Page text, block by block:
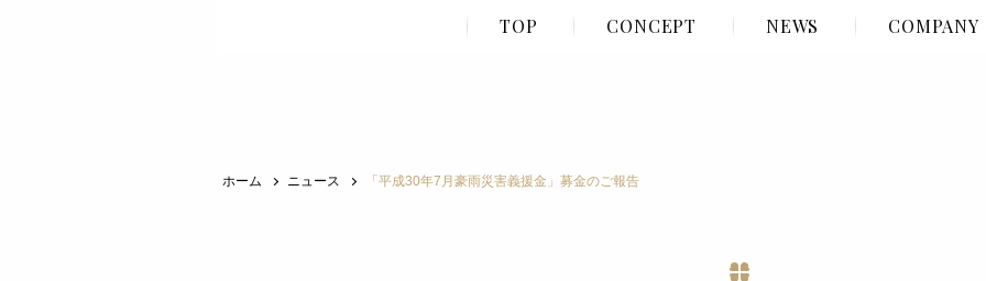
TOP CONCEPT NEWS COMPANY
ホーム ニュース 「平成30年7月豪雨災害義援金」募金のご報告